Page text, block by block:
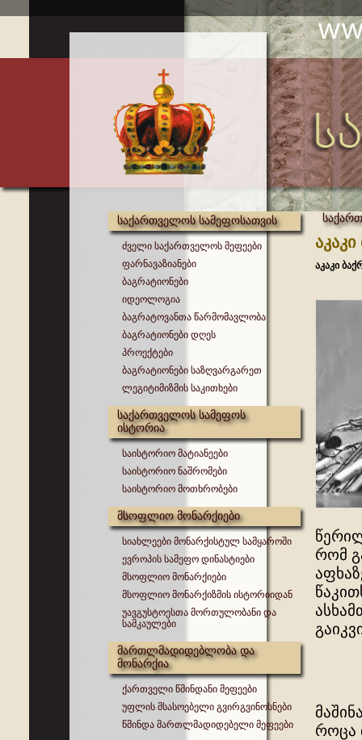
საქართველოს სამეფოსათვის
ძველი საქართველოს მეფეები
ფარნავაზიანები
ბაგრატიონები
იდეოლოგია
ბაგრატოვანთა წარმომავლობა
ბაგრატიონები დღეს
პროექტები
ბაგრატიონები საზღვარგარეთ
ლეგიტიმიზმის საკითხები
საქართველოს სამეფოს
ისტორია
საისტორიო მატიანეები
საისტორიო ნაშრომები
საისტორიო მოთხრობები
მსოფლიო მონარქიები
სიახლეები მონარქისტულ სამყაროში
ევროპის სამეფო დინასტიები
მსოფლიო მონარქიები
მსოფლიო მონარქიზმის ისტორიიდან
უავგუსტოესთა მორთულობანი და
სამკაულები
მართლმადიდებლობა და
მონარქია
ქართველი წმინდანი მეფეები
უფლის მსასოებელი გვირგვინოსნები
წმინდა მართლმადიდებელი მეფეები
აკაკი
რომ
როცა